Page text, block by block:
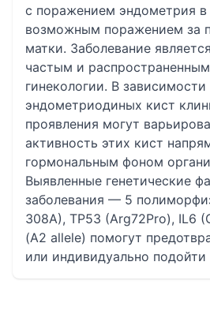
с поражением эндометрия
возможным поражением за
матки. Заболевание
частым и
гинекологии. В
эндометриодиных кист
проявления могут
активность этих кист
гормональным фоном
Выявленные генетические
заболевания — 5
308A), TP53 (Arg72Pro), IL6
(A2 allele) помогут
или индивидуально подойти